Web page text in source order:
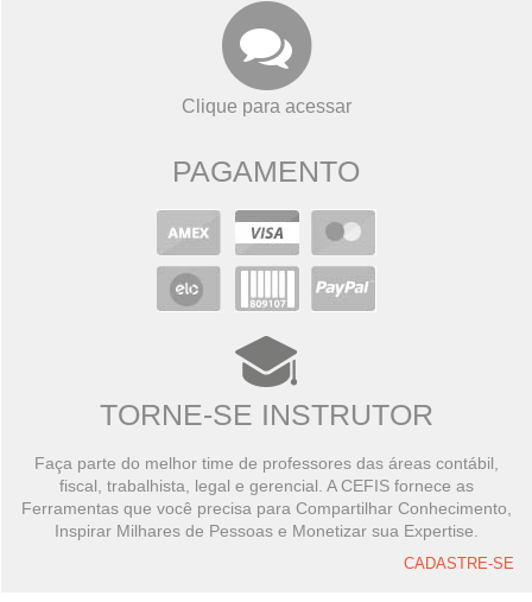
Clique para acessar
PAGAMENTO
TORNE-SE INSTRUTOR
Faça parte do melhor time de professores das áreas contábil,
fiscal, trabalhista, legal e gerencial. A CEFIS fornece as
Ferramentas que você precisa para Compartilhar Conhecimento,
Inspirar Milhares de Pessoas e Monetizar sua Expertise.
CADASTRE-SE